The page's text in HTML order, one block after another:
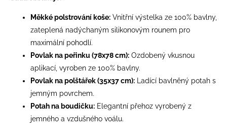
Měkké polstrování koše: Vnitřní výstelka ze 100% bavlny,
zateplená nadýchaným silikonovým rounem pro
maximální pohodlí.
Povlak na peřinku (78x78 cm): Ozdobený vkusnou
aplikací, vyroben ze 100% bavlny.
Povlak na polštářek (35x37 cm): Ladící bavlněný potah s
jemným povrchem.
Potah na boudičku: Elegantní přehoz vyrobený z
jemného a vzdušného voálu.